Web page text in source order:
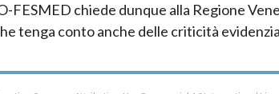
FESMED chiede dunque alla Regione
tenga conto anche delle criticità